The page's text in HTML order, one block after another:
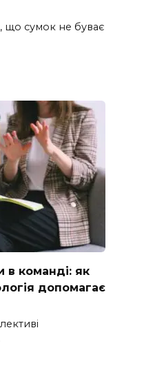
що сумок не буває
в команді: як
допомагає